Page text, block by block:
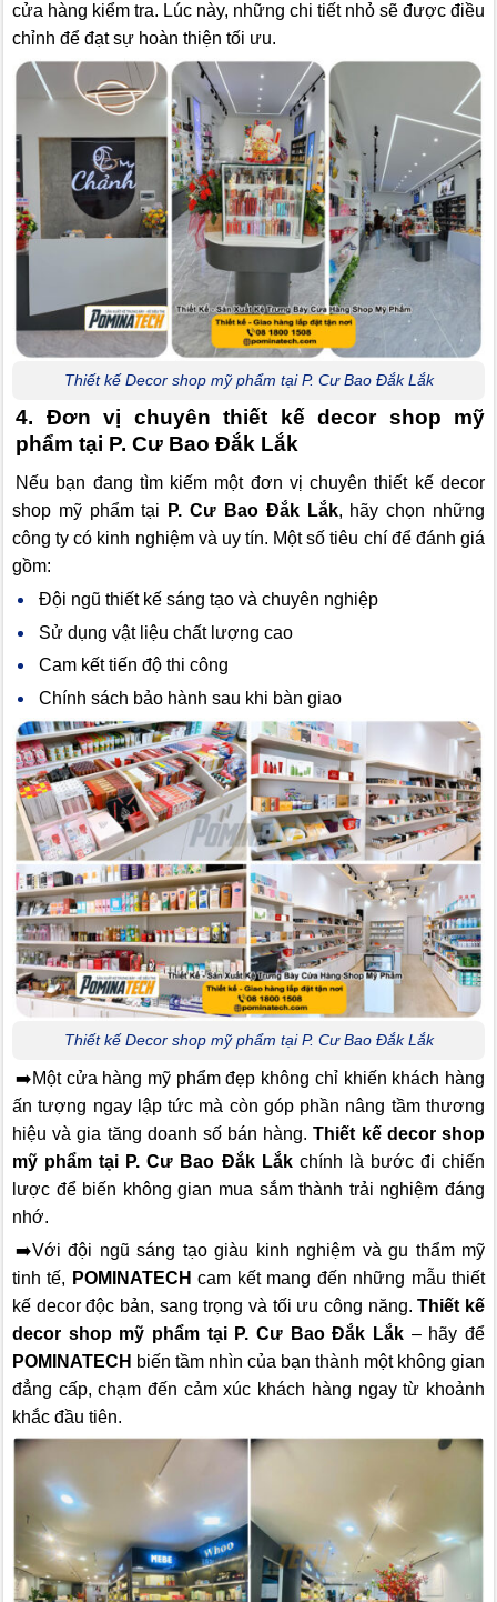
cửa hàng kiểm tra. Lúc này, những chi tiết nhỏ sẽ được điều
chỉnh để đạt sự hoàn thiện tối ưu.
Thiết kế Decor shop mỹ phẩm tại P. Cư Bao Đắk Lắk
4. Đơn vị chuyên thiết kế decor shop mỹ
phẩm tại P. Cư Bao Đắk Lắk
Nếu bạn đang tìm kiếm một đơn vị chuyên thiết kế decor
shop mỹ phẩm tại
P. Cư Bao Đắk Lắk, hãy chọn những
công ty có kinh nghiệm và uy tín. Một số tiêu chí để đánh giá
gồm:
Đội ngũ thiết kế sáng tạo và chuyên nghiệp
Sử dụng vật liệu chất lượng cao
Cam kết tiến độ thi công
Chính sách bảo hành sau khi bàn giao
Thiết kế Decor shop mỹ phẩm tại P. Cư Bao Đắk Lắk
➡️Một cửa hàng mỹ phẩm đẹp không chỉ khiến khách hàng
ấn tượng ngay lập tức mà còn góp phần nâng tầm thương
hiệu và gia tăng doanh số bán hàng.Thiết kế decor shop
mỹ phẩm tại P. Cư Bao Đắk Lắkchính là bước đi chiến
lược để biến không gian mua sắm thành trải nghiệm đáng
nhớ.
➡️Với đội ngũ sáng tạo giàu kinh nghiệm và gu thẩm mỹ
tinh tế, POMINATECH cam kết mang đến những mẫu thiết
kế decor độc bản, sang trọng và tối ưu công năng.Thiết kế
decor shop mỹ phẩm tại P. Cư Bao Đắk Lắk – hãy để
POMINATECH biến tầm nhìn của bạn thành một không gian
đẳng cấp, chạm đến cảm xúc khách hàng ngay từ khoảnh
khắc đầu tiên.